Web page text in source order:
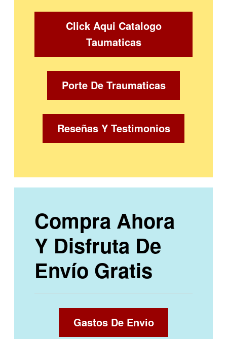
Click Aqui Catalogo
Taumaticas
Porte De Traumaticas
Reseñas Y Testimonios
Compra Ahora
Y Disfruta De
Envío Gratis
Gastos De Envio